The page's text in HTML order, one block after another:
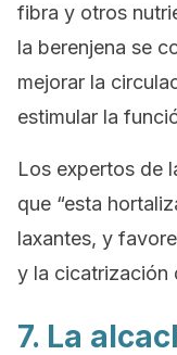
fibra y otros
la berenjena se
mejorar la
estimular la
Los expertos de
que “esta
laxantes, y
y la cicatrización
7. La